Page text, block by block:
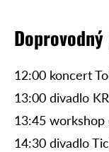
12:00 koncert
13:00 divadlo
13:45 workshop
14:30 divadlo